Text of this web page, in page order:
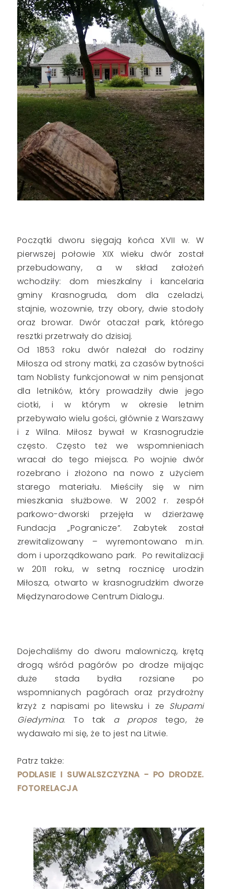
Początki dworu sięgają końca XVII w. W
pierwszej połowie XIX wieku dwór został
przebudowany, a w skład założeń
wchodziły: dom mieszkalny i kancelaria
gminy Krasnogruda, dom dla czeladzi,
stajnie, wozownie, trzy obory, dwie stodoły
oraz browar. Dwór otaczał park, którego
resztki przetrwały do dzisiaj.
Od 1853 roku dwór należał do rodziny
Miłosza od strony matki, za czasów bytności
tam Noblisty funkcjonował w nim pensjonat
dla letników, który prowadziły dwie jego
ciotki, i w którym w okresie letnim
przebywało wielu gości, głównie z Warszawy
i z Wilna. Miłosz bywał w Krasnogrudzie
często. Często też we wspomnieniach
wracał do tego miejsca. Po wojnie dwór
rozebrano i złożono na nowo z użyciem
starego materiału. Mieściły się w nim
mieszkania służbowe. W 2002 r. zespół
parkowo-dworski przejęła w dzierżawę
Fundacja „Pogranicze”. Zabytek został
zrewitalizowany – wyremontowano m.in.
dom i uporządkowano park. Po rewitalizacji
w 2011 roku, w setną rocznicę urodzin
Miłosza, otwarto w krasnogrudzkim dworze
Międzynarodowe Centrum Dialogu.
Dojechaliśmy do dworu malowniczą, krętą
drogą wśród pagórów po drodze mijając
duże stada bydła rozsiane po
wspomnianych pagórach oraz przydrożny
krzyż z napisami po litewsku i ze Słupami
Giedymina. To tak a propostego, że
wydawało mi się, że to jest na Litwie.
Patrz także:
PODLASIE I SUWALSZCZYZNA - PO DRODZE.
FOTORELACJA